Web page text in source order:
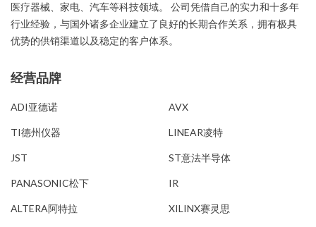
医疗器械、家电、汽车等科技领域。 公司凭借自己的实力和十多年
行业经验，与国外诸多企业建立了良好的长期合作关系，拥有极具
优势的供销渠道以及稳定的客户体系。
经营品牌
ADI亚德诺
TI德州仪器
JST
PANASONIC松下
ALTERA阿特拉
AVX
LINEAR凌特
ST意法半导体
IR
XILINX赛灵思